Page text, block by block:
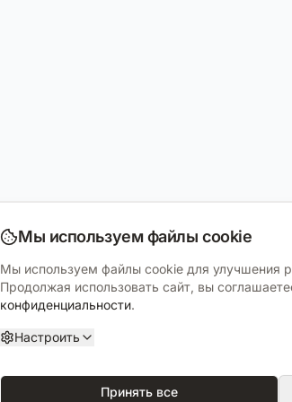
Мы используем файлы cookie
Мы используем файлы cookie для улучшения
Продолжая использовать сайт, вы
конфиденциальности.
Настроить
Принять все